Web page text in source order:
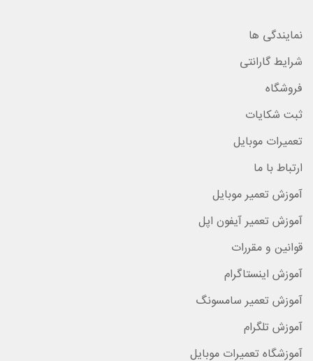
نمایندگی ها
شرایط گارانتی
فروشگاه
ثبت شکایات
تعمیرات موبایل
ارتباط با ما
آموزش تعمیر موبایل
آموزش تعمیر آیفون اپل
قوانین و مقررات
آموزش اینستاگرام
آموزش تعمیر سامسونگ
آموزش تلگرام
آموزشگاه تعمیرات موبایل